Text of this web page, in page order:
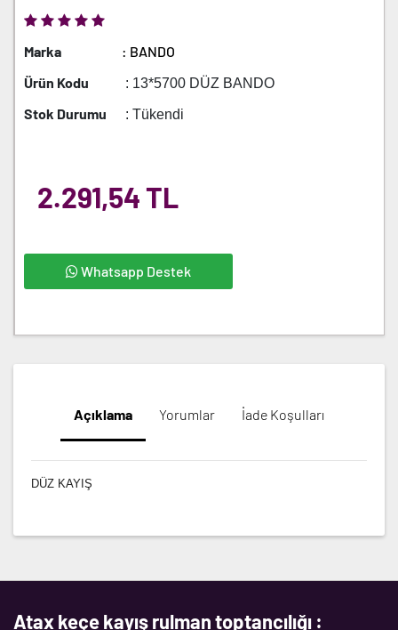
Marka
: BANDO
Ürün Kodu
: 13*5700 DÜZ BANDO
Stok Durumu : Tükendi
2.291,54 TL
Whatsapp Destek
Açıklama Yorumlar İade Koşulları
DÜZ KAYIŞ
Atax keçe kayış rulman toptancılığı :